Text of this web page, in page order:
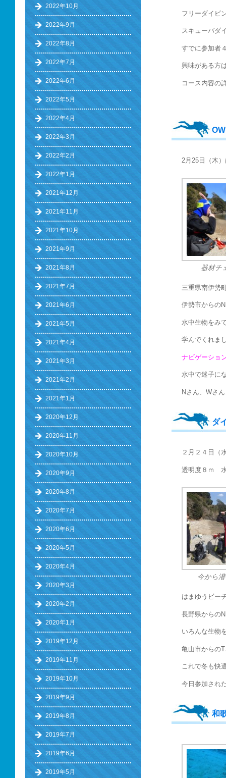
フリーダイビ
スキューバダ
すでに参加者
興味がある方
コース内容
2月25日（木
器材チ
三重県南伊勢
伊勢市からの
水中生物をみ
学んでくれま
ナビゲーショ
水中で迷子に
Nさん、Wさ
ダ
２月２４日（
透明度８ｍ
今から
はまゆうビー
長野県からの
いろんな生物
亀山市からの
これで冬も快
今日参加され
和
2022年10月
2022年9月
2022年8月
2022年7月
2022年6月
2022年5月
2022年4月
2022年3月
2022年2月
2022年1月
2021年12月
2021年11月
2021年10月
2021年9月
2021年8月
2021年7月
2021年6月
2021年5月
2021年4月
2021年3月
2021年2月
2021年1月
2020年12月
2020年11月
2020年10月
2020年9月
2020年8月
2020年7月
2020年6月
2020年5月
2020年4月
2020年3月
2020年2月
2020年1月
2019年12月
2019年11月
2019年10月
2019年9月
2019年8月
2019年7月
2019年6月
2019年5月